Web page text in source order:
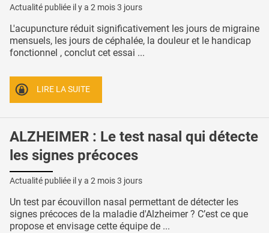
Actualité publiée il y a 2 mois 3 jours
L'acupuncture réduit significativement les jours de migraine
mensuels, les jours de céphalée, la douleur et le handicap
fonctionnel , conclut cet essai ...
LIRE LA SUITE
ALZHEIMER : Le test nasal qui détecte
les signes précoces
Actualité publiée il y a 2 mois 3 jours
Un test par écouvillon nasal permettant de détecter les
signes précoces de la maladie d'Alzheimer ? C’est ce que
propose et envisage cette équipe de ...